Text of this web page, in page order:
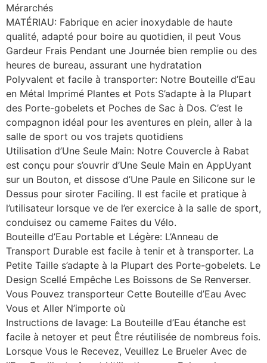
Mérarchés
MATÉRIAU: Fabrique en acier inoxydable de haute
qualité, adapté pour boire au quotidien, il peut Vous
Gardeur Frais Pendant une Journée bien remplie ou des
heures de bureau, assurant une hydratation
Polyvalent et facile à transporter: Notre Bouteille d’Eau
en Métal Imprimé Plantes et Pots S’adapte à la Plupart
des Porte-gobelets et Poches de Sac à Dos. C’est le
compagnon idéal pour les aventures en plein, aller à la
salle de sport ou vos trajets quotidiens
Utilisation d’Une Seule Main: Notre Couvercle à Rabat
est conçu pour s’ouvrir d’Une Seule Main en AppUyant
sur un Bouton, et dissose d’Une Paule en Silicone sur le
Dessus pour siroter Faciling. Il est facile et pratique à
l’utilisateur lorsque ve de l’er exercice à la salle de sport,
conduisez ou cameme Faites du Vélo.
Bouteille d’Eau Portable et Légère: L’Anneau de
Transport Durable est facile à tenir et à transporter. La
Petite Taille s’adapte à la Plupart des Porte-gobelets. Le
Design Scellé Empêche Les Boissons de Se Renverser.
Vous Pouvez transporteur Cette Bouteille d’Eau Avec
Vous et Aller N’importe où
Instructions de lavage: La Bouteille d’Eau étanche est
facile à netoyer et peut Être réutilisée de nombreus fois.
Lorsque Vous le Recevez, Veuillez Le Brueler Avec de